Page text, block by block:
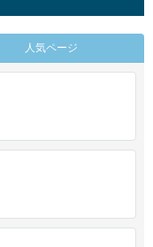
人気ページ